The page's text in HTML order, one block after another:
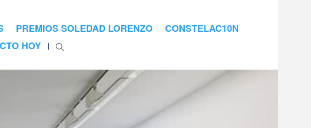
PREMIOS SOLEDAD LORENZO
CONSTELAC10N
HOY